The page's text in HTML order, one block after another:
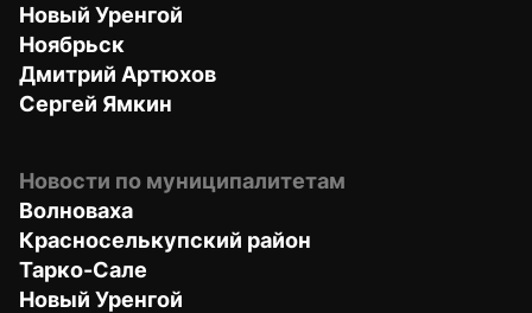
Новый Уренгой
Ноябрьск
Дмитрий Артюхов
Сергей Ямкин
Новости по муниципалитетам
Волноваха
Красноселькупский район
Тарко-Сале
Новый Уренгой